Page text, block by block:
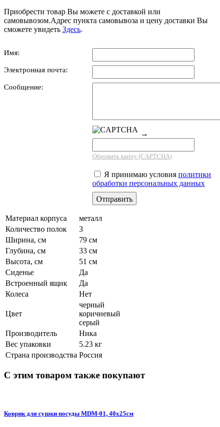
Приобрести товар Вы можете с доставкой или
самовывозом.Адрес пункта самовывоза и цену доставки Вы
сможете увидеть Здесь.
Имя:
Электронная почта:
Сообщение:
→
Обновить капчу (CAPTCHA)
Я принимаю условия политики
обработки персональных данных
Материал корпуса
металл
Количество полок
3
Ширина, см
79 см
Глубина, см
33 см
Высота, см
51 см
Сиденье
Да
Встроенный ящик
Да
Колеса
Нет
Цвет
черный
коричневый
серый
Производитель
Ника
Вес упаковки
5.23 кг
Страна производства Россия
С этим товаром также покупают
Коврик для сушки посуды MDM-01, 40х25см